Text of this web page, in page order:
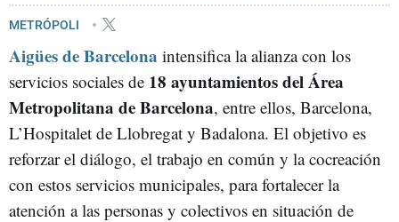
METRÓPOLI
Aigües de Barcelona intensifica la alianza con los
servicios sociales de 18 ayuntamientos del Área
Metropolitana de Barcelona, entre ellos, Barcelona,
L’Hospitalet de Llobregat y Badalona. El objetivo es
reforzar el diálogo, el trabajo en común y la cocreación
con estos servicios municipales, para fortalecer la
atención a las personas y colectivos en situación de